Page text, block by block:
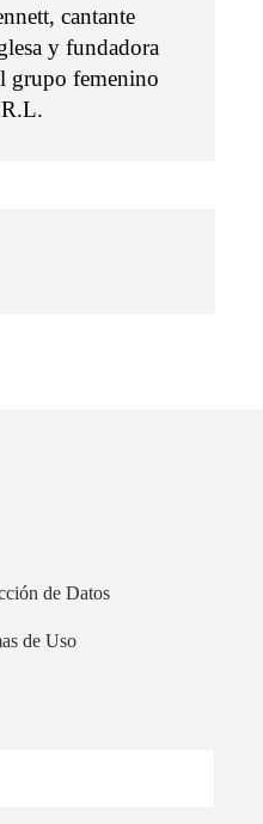
cantante
y fundadora
grupo femenino
de Datos
de Uso